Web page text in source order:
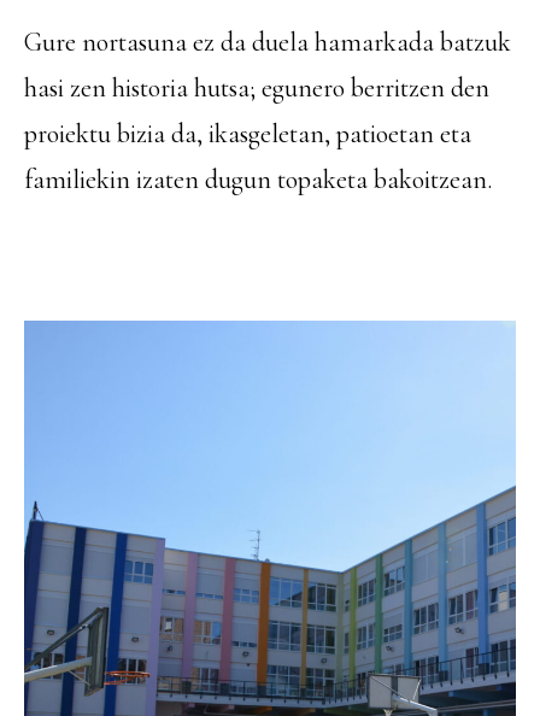
Gure nortasuna ez da duela hamarkada batzuk
hasi zen historia hutsa; egunero berritzen den
proiektu bizia da, ikasgeletan, patioetan eta
familiekin izaten dugun topaketa bakoitzean.